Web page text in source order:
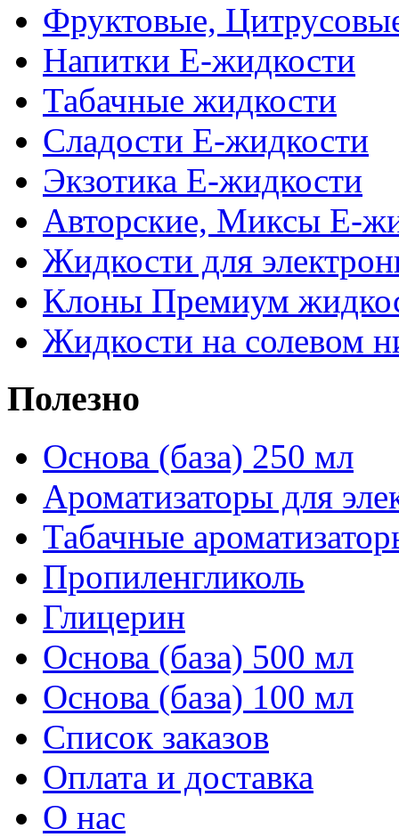
Фруктовые,
Напитки Е-жидкости
Табачные жидкости
Сладости Е-жидкости
Экзотика Е-жидкости
Авторские, Миксы Е-
Жидкости для
Клоны Премиум
Жидкости на солевом
Полезно
Основа (база) 250 мл
Ароматизаторы для
Табачные
Пропиленгликоль
Глицерин
Основа (база) 500 мл
Основа (база) 100 мл
Список заказов
Оплата и доставка
О нас